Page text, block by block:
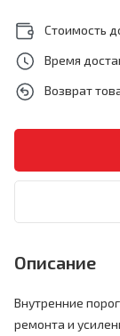
Стоимость
Время
Возврат
Описание
Внутренние
ремонта и